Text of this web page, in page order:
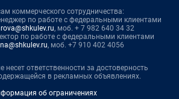
коммерческого сотрудничества:
по работе с федеральными клиентами
, моб. + 7 982 640 34 32
по работе с федеральными клиентами
, моб. +7 910 402 4056
несет ответственности за достоверность
в рекламных объявлениях.
об ограничениях